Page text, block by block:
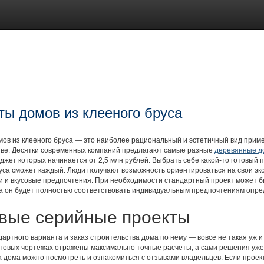
домов из клееного бруса
из клееного бруса — это наиболее рациональный и эстетичный вид
Десятки современных компаний предлагают самые разные деревянные
которых начинается от 2,5 млн рублей. Выбрать себе какой-то готовый
сможет каждый. Люди получают возможность ориентироваться на свои
и вкусовые предпочтения. При необходимости стандартный проект может
он будет полностью соответствовать индивидуальным предпочтениям
серийные проекты
варианта и заказ строительства дома по нему — вовсе не такая уж
чертежах отражены максимально точные расчеты, а сами решения
дома можно посмотреть и ознакомиться с отзывами владельцев. Если